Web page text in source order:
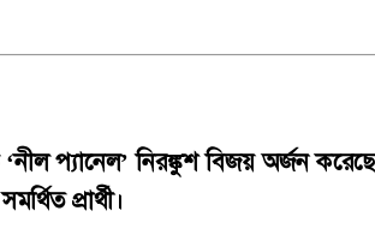
প্যানেল’ নিরঙ্কুশ বিজয় অর্জন
প্রার্থী।